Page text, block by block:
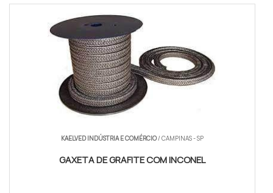
KAELVED INDÚSTRIA E COMÉRCIO/ CAMPINAS - SP
GAXETA DE GRAFITE COM INCONEL